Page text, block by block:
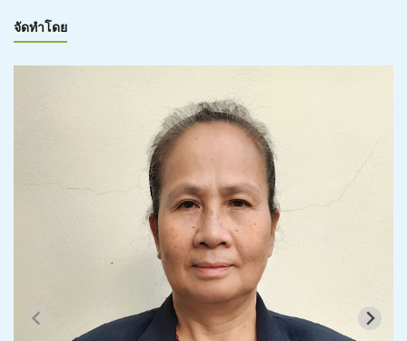
จัดทำโดย